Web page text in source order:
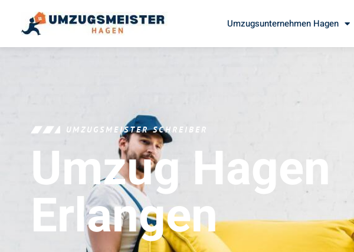
Umzugsunternehmen Hagen
UMZUGSMEISTER SCHREIBER
Umzug Hagen
Erlangen